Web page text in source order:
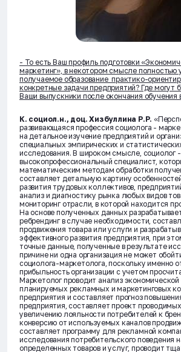
- То есть Ваш профиль подготовки
маркетинг», в некотором смысле полностью
получаемое образование практико-
конкретные задачи предприятий? Где могут
Ваши выпускники после окончания обучения
К. социол.н., доц. Хизбуллина Р.Р.
развивающаяся профессия социолога -
на детальное изучение предприятий и
специальных эмпирических и
исследования. В широком смысле, социолог
высокопрофессиональный специалист,
математическим методам обработки
составляет детальную картину
развития трудовых коллективов,
анализ и диагностику рынка любых видов
мониторинг отрасли, в которой находится
На основе полученных данных
ребрендинг в случае необходимости,
продвижения товара или услуги и
эффективного развития предприятия, при
точные данные, полученные в результате
причине ни одна организация не может
социолога-маркетолога, поскольку именно
прибыльность организации с учетом
Маркетолог проводит анализ
планируемых рекламных и маркетинговых
предприятия и составляет прогноз
предприятия, составляет проект
увеличению лояльности потребителей к
конверсию от используемых каналов
составляет программу для рекламной
исследования потребительского поведения
определенных товаров и услуг, проводит